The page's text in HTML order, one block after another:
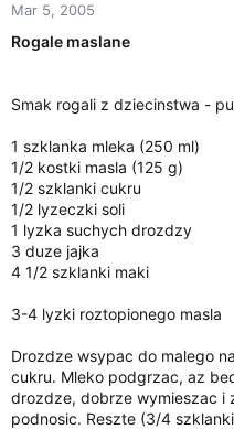
c
Mar 5, 2005
Rogale maslane
Smak rogali z dziecinstwa -
1 szklanka mleka (250 ml)
1/2 kostki masla (125 g)
1/2 szklanki cukru
1/2 lyzeczki soli
1 lyzka suchych drozdzy
3 duze jajka
4 1/2 szklanki maki
3-4 lyzki roztopionego masla
Drozdze wsypac do malego
cukru. Mleko podgrzac, az
drozdze, dobrze wymieszac i
podnosic. Reszte (3/4